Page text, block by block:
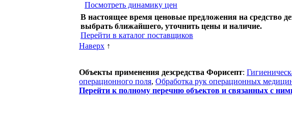
Посмотреть динамику цен
В настоящее время ценовые предложения на средство
выбрать ближайшего, уточнить цены и наличие.
Перейти в каталог поставщиков
Наверх ↑
Объекты применения дезсредства Форисепт:
операционного поля, Обработка рук операционных
Перейти к полному перечню объектов и связанных с